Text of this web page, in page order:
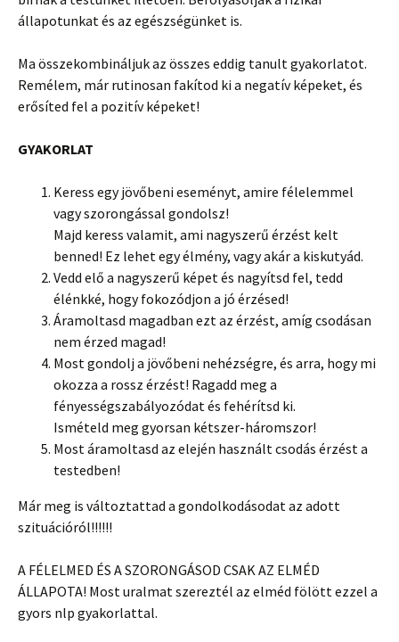
állapotunkat és az egészségünket is.
Ma összekombináljuk az összes eddig tanult gyakorlatot.
Remélem, már rutinosan fakítod ki a negatív képeket, és
erősíted fel a pozitív képeket!
GYAKORLAT
Keress egy jövőbeni eseményt, amire félelemmel
vagy szorongással gondolsz!
Majd keress valamit, ami nagyszerű érzést kelt
benned! Ez lehet egy élmény, vagy akár a kiskutyád.
Vedd elő a nagyszerű képet és nagyítsd fel, tedd
élénkké, hogy fokozódjon a jó érzésed!
Áramoltasd magadban ezt az érzést, amíg csodásan
nem érzed magad!
Most gondolj a jövőbeni nehézségre, és arra, hogy mi
okozza a rossz érzést! Ragadd meg a
fényességszabályozódat és fehérítsd ki.
Ismételd meg gyorsan kétszer-háromszor!
Most áramoltasd az elején használt csodás érzést a
testedben!
Már meg is változtattad a gondolkodásodat az adott
szituációról!!!!!!
A FÉLELMED ÉS A SZORONGÁSOD CSAK AZ ELMÉD
ÁLLAPOTA! Most uralmat szereztél az elméd fölött ezzel a
gyors nlp gyakorlattal.